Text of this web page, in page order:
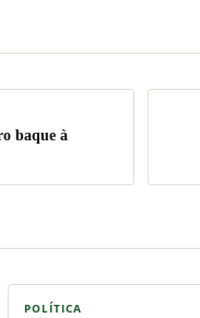
baque à
POLÍTICA